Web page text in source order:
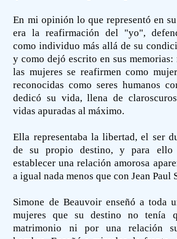
En mi opinión lo que representó en
era la reafirmación del "yo",
como individuo más allá de su
y como dejó escrito en sus memorias:
las mujeres se reafirmen como
reconocidas como seres humanos
dedicó su vida, llena de
vidas apuradas al máximo.
Ella representaba la libertad, el ser
de su propio destino, y para ello
establecer una relación amorosa
a igual nada menos que con Jean Paul
Simone de Beauvoir enseñó a toda
mujeres que su destino no tenía
matrimonio ni por una relación